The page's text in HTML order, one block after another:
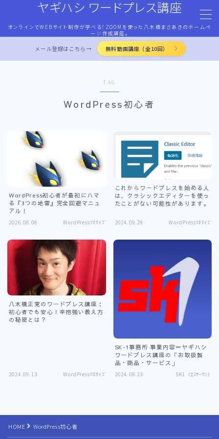
ヤギハシ ワードプレス講座
オンラインでWEBサイト制作が学べる！ZOOMを使った八木橋まさあきのホームペ
ージ作成講座。
MENU
LP作成術
PROFILE
お問合せ
メール登録はこちら→ 無料動画講座（全10回）
TAG
WordPress初心者
WordPress初心者が最初にハマ
る『3つの地雷』完全回避マニュ
アル！
2026.08.08 WordPressﾏﾈﾀｲｽﾞ
これからワードプレスを始める人
は、クラシックエディターを使っ
たことがない可能性があります。
2024.09.28 WordPressﾏﾈﾀｲｽﾞ
八木橋正覚のワードプレス講座：
初心者でも安心！辛抱強い教え方
の秘密とは？
2024.09.13 WordPressﾏﾈﾀｲｽﾞ
SK-1事務所 事業内容＝ヤギハシ
ワードプレス講座の「お取扱製
品・商品・サービス」
2024.08.23 SK1（ｴｽｹｰﾜﾝ）
HOME WordPress初心者